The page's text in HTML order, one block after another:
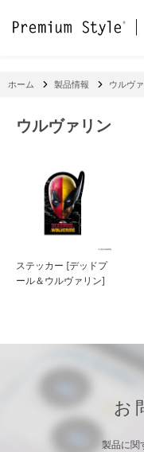
ホーム 製品情報 ウルヴ
ウルヴァリン
ステッカー [デッドプ
ール＆ウルヴァリン]
お
製品に関